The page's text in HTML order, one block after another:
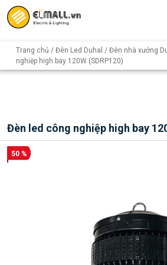
Trang chủ / Đèn Led Duhal / Đèn nhà xưởng
nghiệp high bay 120W (SDRP120)
Đèn led công nghiệp high bay
50 %